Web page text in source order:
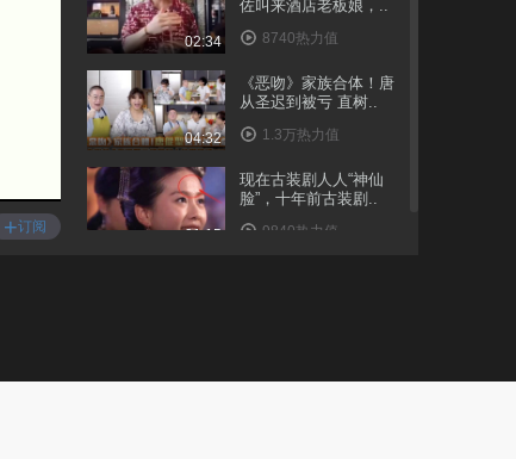
+订阅
02:34
佐叫来酒店老板娘，..
8740热力值
04:32
《恶吻》家族合体！唐
从圣迟到被亏 直树..
1.3万热力值
01:15
现在古装剧人人“神仙
脸”，十年前古装剧..
9840热力值